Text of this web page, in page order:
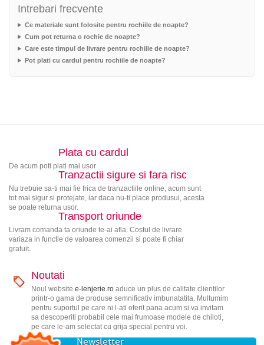
Intrebari frecvente
Ce materiale sunt folosite pentru rochiile de noapte?
Cum pot returna o rochie de noapte?
Care este timpul de livrare pentru rochiile de noapte?
Pot plati cu cardul pentru rochiile de noapte?
Plata cu cardul
De acum poti plati mai usor
Tranzactii sigure si fara risc
Nu trebuie sa-ti mai fie frica de tranzactiile online, acum sunt
tot mai sigur si protejate, iar daca nu-ti place produsul, acesta
se poate returna usor.
Transport oriunde
Livram comanda ta oriunde te-ai afla. Costul de livrare
variaza in functie de valoarea comenzii si poate fi chiar
gratuit.
Noutati
Noul website e-lenjerie.roaduce un plus de calitate clientilor
printr-o gama de produse semnificativ imbunatatita. Multumim
pentru suportul pe care ni l-ati oferit pana acum si va invitam
sa descoperiti probabil cele mai frumoase modele de chiloti,
pe care le-am selectat cu grija special pentru voi.
Newsletter